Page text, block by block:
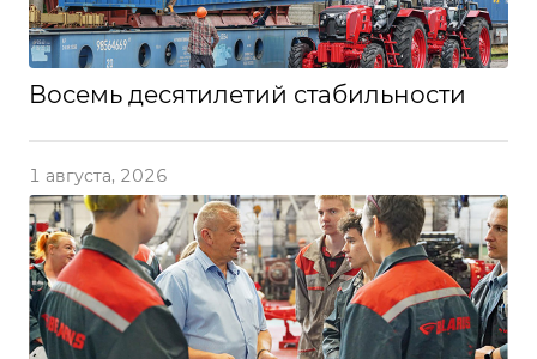
Восемь десятилетий стабильности
1 августа, 2026